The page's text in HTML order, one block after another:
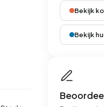
Bekijk
Bekijk